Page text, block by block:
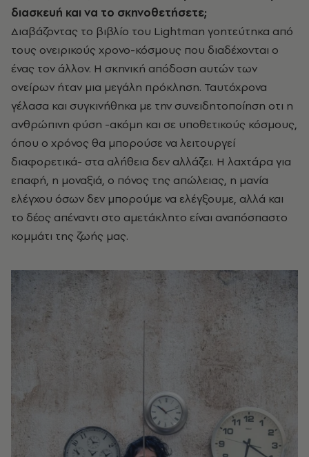
διασκευή και να το σκηνοθετήσετε;
Διαβάζοντας το βιβλίο του Lightman γοητεύτηκα από
τους ονειρικούς χρονο-κόσμους που διαδέχονται ο
ένας τον άλλον. Η σκηνική απόδοση αυτών των
ονείρων ήταν μια μεγάλη πρόκληση. Ταυτόχρονα
γέλασα και συγκινήθηκα με την συνειδητοποίηση οτι η
ανθρώπινη φύση -ακόμη και σε υποθετικούς κόσμους,
όπου ο χρόνος θα μπορούσε να λειτουργεί
διαφορετικά- στα αλήθεια δεν αλλάζει. Η λαχτάρα για
επαφή, η μοναξιά, ο πόνος της απώλειας, η μανία
ελέγχου όσων δεν μπορούμε να ελέγξουμε, αλλά και
το δέος απέναντι στο αμετάκλητο είναι αναπόσπαστο
κομμάτι της ζωής μας.